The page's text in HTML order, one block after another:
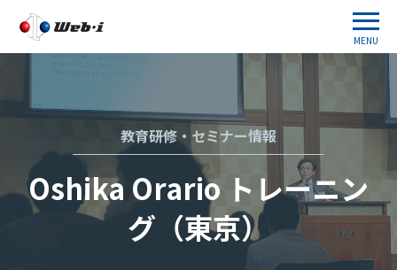
MENU
教育研修・セミナー情報
Oshika Orario トレーニン
グ（東京）